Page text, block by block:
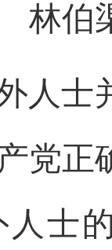
林伯
人士
党正
人士